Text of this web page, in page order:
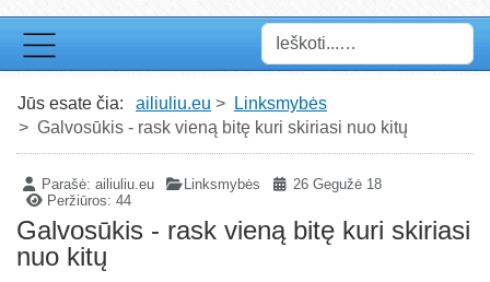
Paieška
Jūs esate čia: ailiuliu.eu
Linksmybės
Galvosūkis - rask vieną bitę kuri skiriasi nuo kitų
Parašė:ailiuliu.eu Linksmybės
26 Gegužė 18
Peržiūros: 44
Galvosūkis - rask vieną bitę kuri skiriasi
nuo kitų